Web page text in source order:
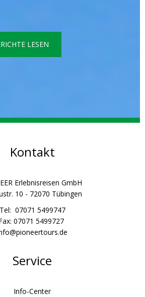
LESEN
Kontakt
Erlebnisreisen GmbH
10 - 72070 Tübingen
Tel: 07071 5499747
07071 5499727
Service
Info-Center